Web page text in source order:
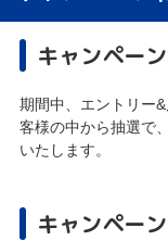
キャンペー
期間中、エントリー
客様の中から抽選で
いたします。
キャンペー